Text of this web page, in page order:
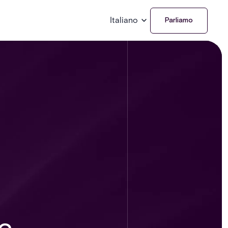
Italiano Parliamo